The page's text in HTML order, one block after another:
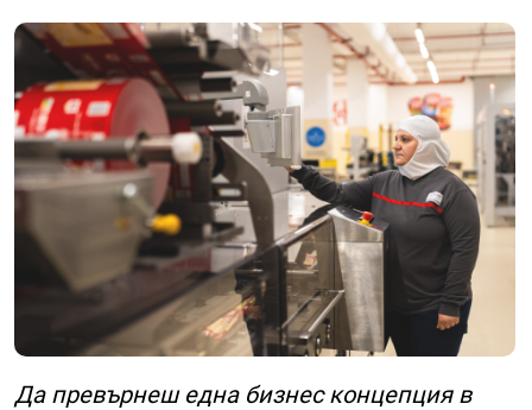
Да превърнеш една бизнес концепция в